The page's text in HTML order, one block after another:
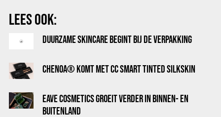
LEES OOK:
DUURZAME SKINCARE BEGINT BIJ DE VERPAKKING
CHENOA® KOMT MET CC SMART TINTED SILKSKIN
EAVE COSMETICS GROEIT VERDER IN BINNEN- EN
BUITENLAND